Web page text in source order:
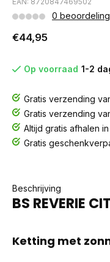
0
€44,95
Op voorraad 1-2
Gratis verzending
Gratis verzending
Altijd gratis afhalen
Gratis
Beschrijving
BS REVERIE
Ketting met